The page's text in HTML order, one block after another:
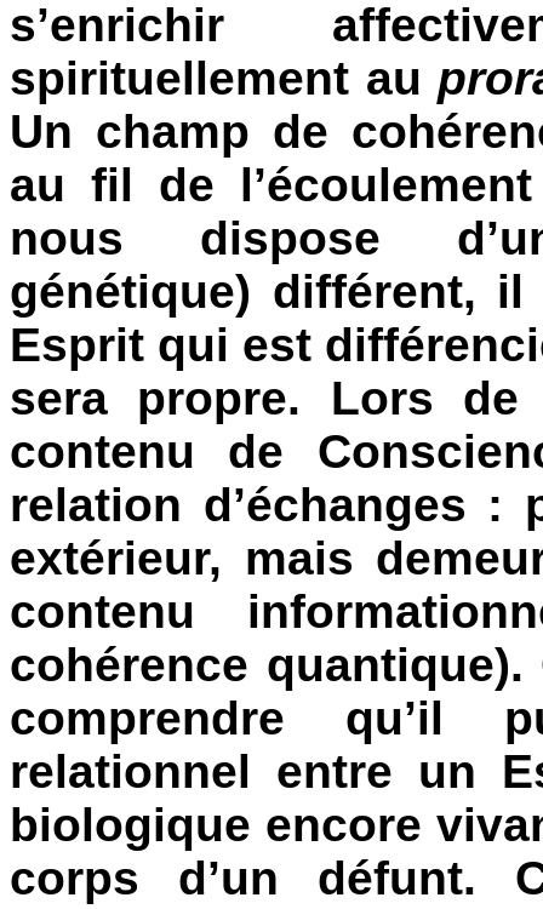
s’enrichir
spirituellement au
Un champ de
au fil de
nous dispose
génétique) différent,
Esprit qui est
sera propre. Lors
contenu de
relation d’échanges :
extérieur, mais
contenu
cohérence
comprendre qu’il
relationnel entre un
biologique encore
corps d’un défunt.